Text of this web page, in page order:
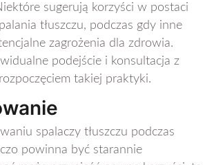
sugerują korzyści w postaci
tłuszczu, podczas gdy inne
zagrożenia dla zdrowia.
podejście i konsultacja z
takiej praktyki.
spalaczy tłuszczu podczas
powinna być starannie